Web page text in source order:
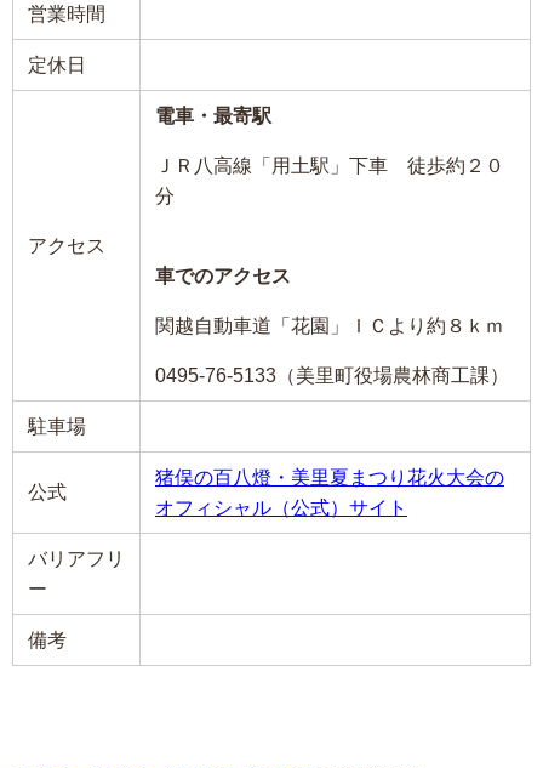
営業時間
定休日
アクセス
電車・最寄駅
ＪＲ八高線「用土駅」下車 徒歩約２０
分
車でのアクセス
関越自動車道「花園」ＩＣより約８ｋｍ
0495-76-5133（美里町役場農林商工課）
駐車場
公式
猪俣の百八燈・美里夏まつり花火大会の
オフィシャル（公式）サイト
バリアフリ
ー
備考